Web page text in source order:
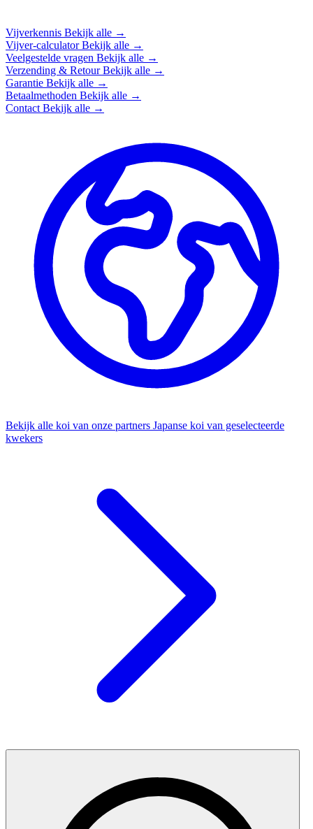
Vijverkennis Bekijk alle →
Vijver-calculatorBekijk alle →
Veelgestelde vragen Bekijk alle →
Verzending & RetourBekijk alle →
Garantie Bekijk alle →
Betaalmethoden Bekijk alle →
Contact Bekijk alle →
Bekijk alle koi van onze partners Japanse koi van geselecteerde
kwekers